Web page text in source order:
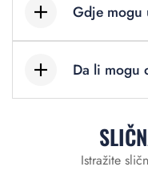
Gdje
Da li mogu
Istražite